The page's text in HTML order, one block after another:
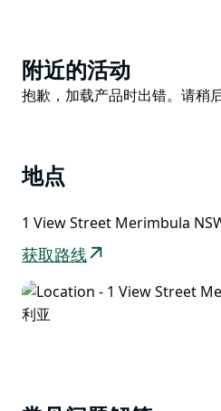
Product
List
附近的活动
Product
抱歉，加载产品时出错。请稍后
地点
1 View Street Merimbula
获取路线